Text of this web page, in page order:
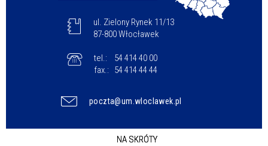
ul. Zielony Rynek 11/13
87-800 Włocławek
tel.:
54 414 40 00
fax.:
54 414 44 44
poczta@um.wloclawek.pl
NA SKRÓTY